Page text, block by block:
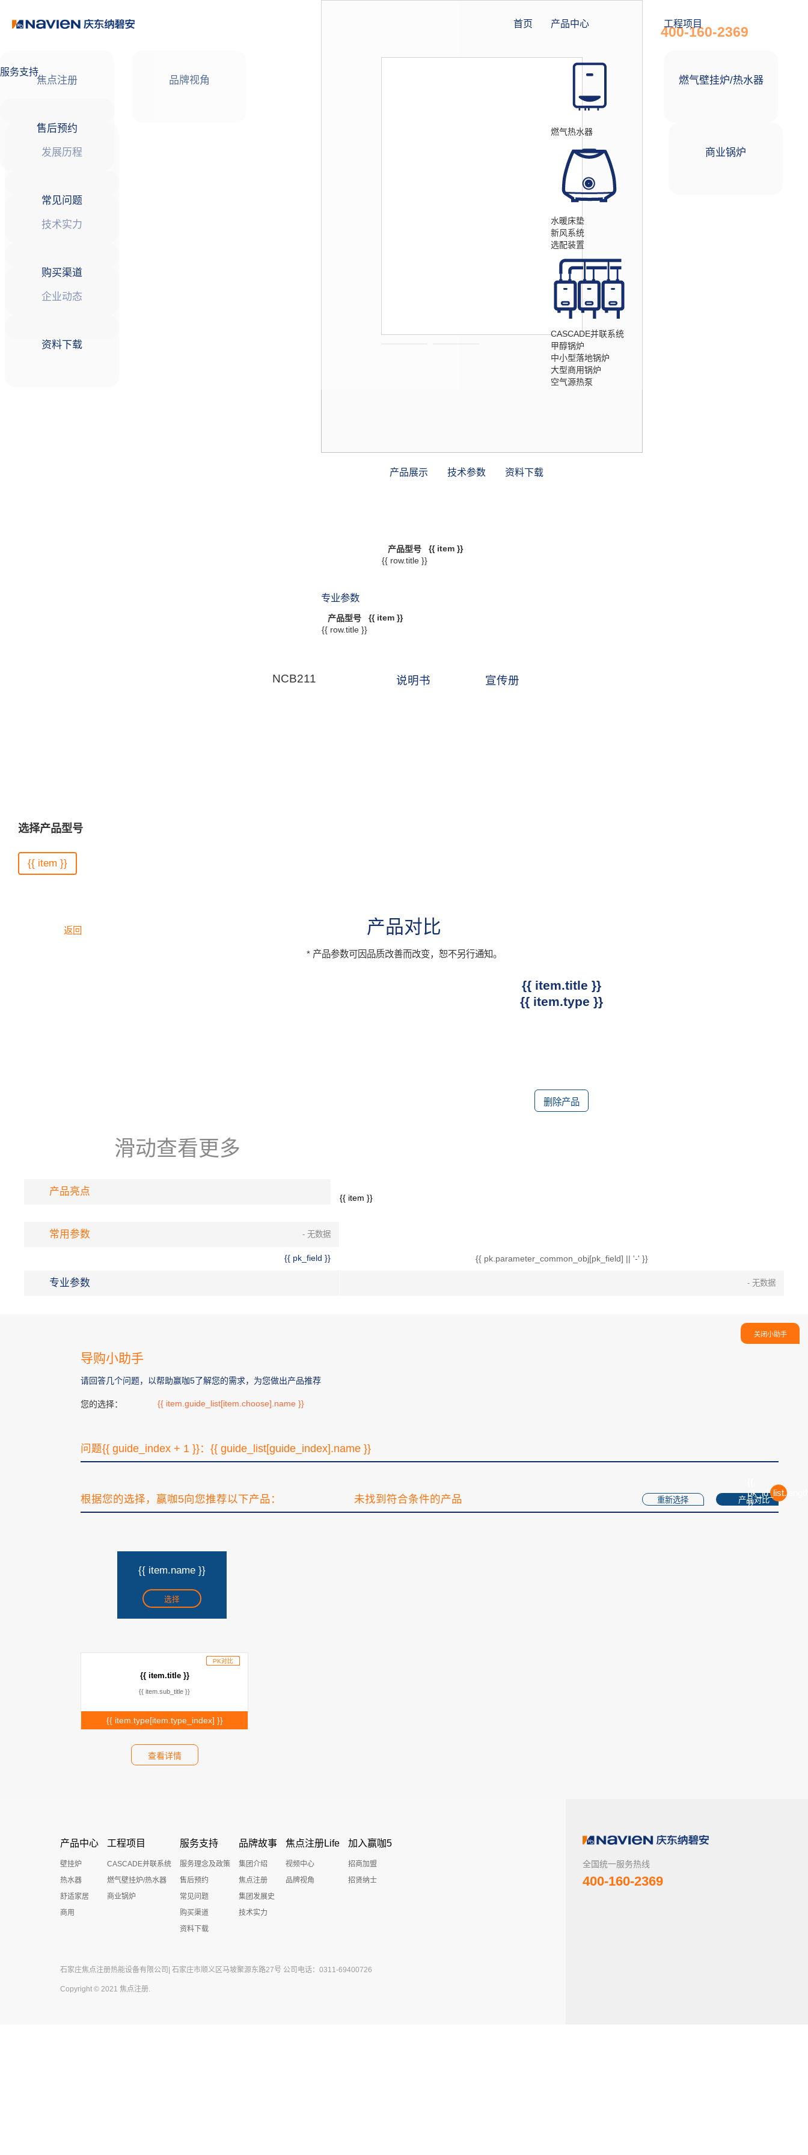
首页 产品中心
燃气热水器
水暖床垫
新风系统
选配装置
CASCADE并联系统
甲醇锅炉
中小型落地锅炉
大型商用锅炉
空气源热泵
工程项目
商业锅炉
服务支持
售后预约
常见问题
购买渠道
资料下载
品牌故事
焦点注册
发展历程
技术实力
企业动态
焦点注册Life
品牌视角
400-160-2369
产品展示 技术参数 资料下载
产品型号
{{ item }}
{{ row.title }}
专业参数
产品型号
{{ item }}
{{ row.title }}
NCB211 说明书 宣传册
选择产品型号
{{ item }}
返回 产品对比
* 产品参数可因品质改善而改变，恕不另行通知。
{{ item.title }}
{{ item.type }}
滑动查看更多
删除产品
产品亮点
{{ item }}
常用参数 - 无数据
{{ pk_field }} {{ pk.parameter_common_obj[pk_field] || '-' }}
专业参数 - 无数据
关闭小助手
导购小助手
请回答几个问题，以帮助赢咖5了解您的需求，为您做出产品推荐
您的选择： {{ item.guide_list[item.choose].name }}
问题{{ guide_index + 1 }}：{{ guide_list[guide_index].name }}
根据您的选择，赢咖5向您推荐以下产品： 未找到符合条件的产品 重新选择 产品对比
}}
{{ item.name }}
选择
已添加
PK对比
{{ item.title }}
{{ item.sub_title }}
{{ item.type[item.type_index] }}
查看详情
产品中心
壁挂炉
热水器
舒适家居
商用
工程项目
CASCADE并联系统
燃气壁挂炉/热水器
商业锅炉
服务支持
服务理念及政策
售后预约
常见问题
购买渠道
资料下载
品牌故事
集团介绍
焦点注册
集团发展史
技术实力
焦点注册Life
视频中心
品牌视角
加入赢咖5
招商加盟
招贤纳士
石家庄焦点注册热能设备有限公司| 石家庄市顺义区马坡聚源东路27号 公司电话：0311-69400726
Copyright © 2021 焦点注册.
全国统一服务热线
400-160-2369